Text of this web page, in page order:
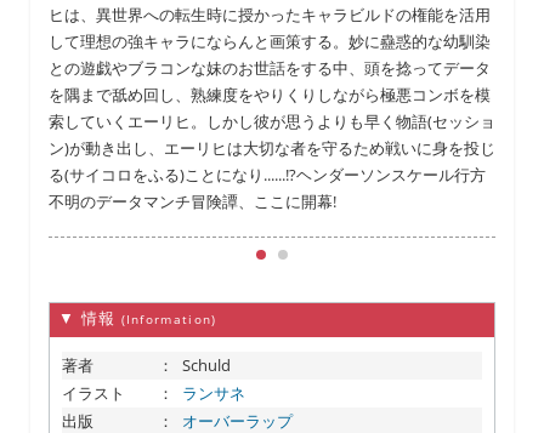
ヒは、異世界への転生時に授かったキャラビルドの権能を活用
して理想の強キャラにならんと画策する。妙に蠱惑的な幼馴染
との遊戯やブラコンな妹のお世話をする中、頭を捻ってデータ
を隅まで舐め回し、熟練度をやりくりしながら極悪コンボを模
索していくエーリヒ。しかし彼が思うよりも早く物語(セッショ
ン)が動き出し、エーリヒは大切な者を守るため戦いに身を投じ
る(サイコロをふる)ことになり......!?ヘンダーソンスケール行方
不明のデータマンチ冒険譚、ここに開幕!
▼ 情報 (Information)
著者 ：
Schuld
イラスト
：
ランサネ
出版
：
オーバーラップ